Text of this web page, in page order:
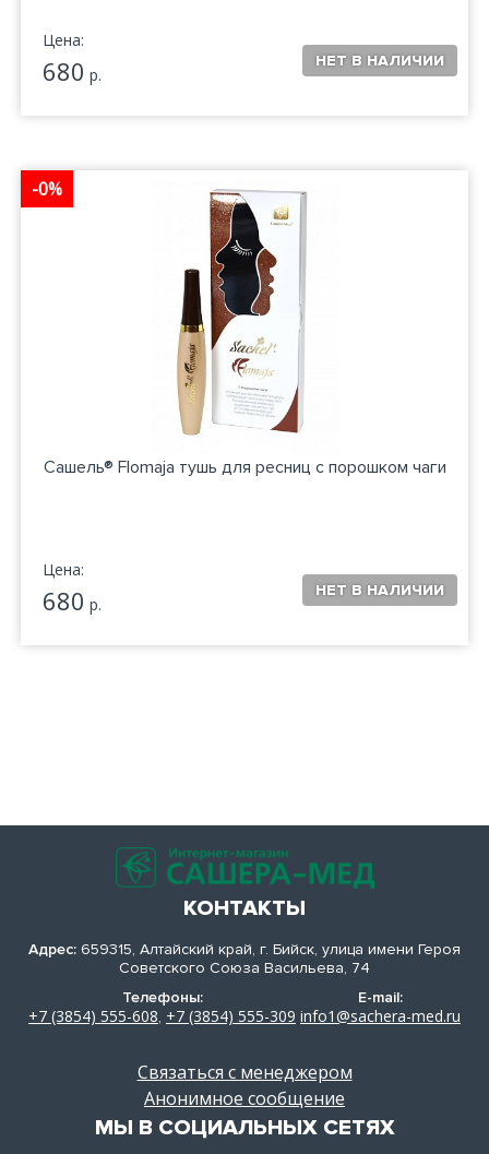
Цена:
680 р.
-0%
Сашель® Flomaja тушь для ресниц с порошком чаги
Цена:
680 р.
КОНТАКТЫ
Адрес: 659315, Алтайский край, г. Бийск, улица имени Героя
Советского Союза Васильева, 74
Телефоны:
+7 (3854) 555-608, +7 (3854) 555-309
E-mail:
info1@sachera-med.ru
Связаться с менеджером
Анонимное сообщение
МЫ В СОЦИАЛЬНЫХ СЕТЯХ